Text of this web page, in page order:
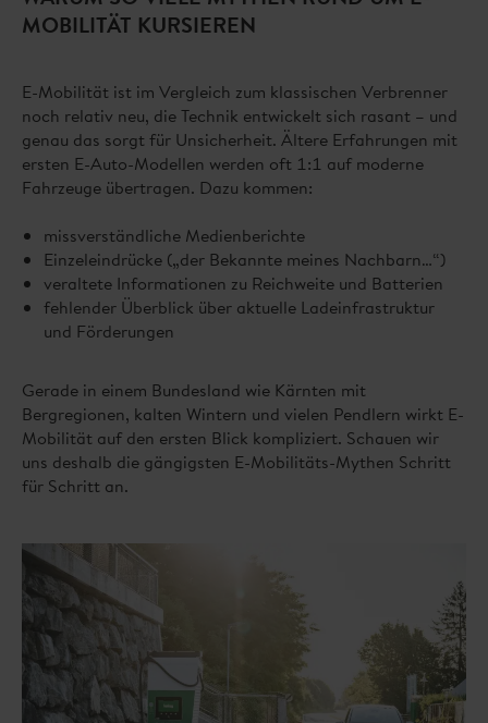
MOBILITÄT KURSIEREN
E-Mobilität ist im Vergleich zum klassischen Verbrenner
noch relativ neu, die Technik entwickelt sich rasant – und
genau das sorgt für Unsicherheit. Ältere Erfahrungen mit
ersten E-Auto-Modellen werden oft 1:1 auf moderne
Fahrzeuge übertragen. Dazu kommen:
missverständliche Medienberichte
Einzeleindrücke („der Bekannte meines Nachbarn…“)
veraltete Informationen zu Reichweite und Batterien
fehlender Überblick über aktuelle Ladeinfrastruktur
und Förderungen
Gerade in einem Bundesland wie Kärnten mit
Bergregionen, kalten Wintern und vielen Pendlern wirkt E-
Mobilität auf den ersten Blick kompliziert. Schauen wir
uns deshalb die gängigsten E-Mobilitäts-Mythen Schritt
für Schritt an.